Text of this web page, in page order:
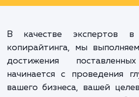
читателями на
технические
систем. Это
искусства, которое
бизнесу выделиться.